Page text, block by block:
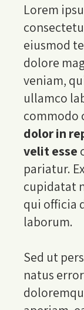
Lorem
eiusmod
dolore
veniam,
ullamco
commodo
dolor in
velit esse
pariatur.
cupidatat
qui officia
laborum.
Sed ut
natus